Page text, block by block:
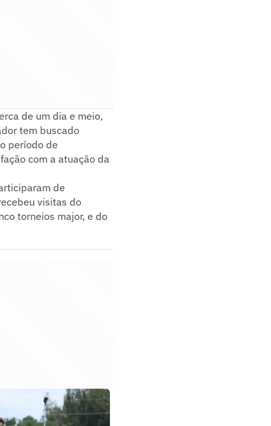
de um dia e meio,
tem buscado
período de
com a atuação da
de
visitas do
torneios major, e do